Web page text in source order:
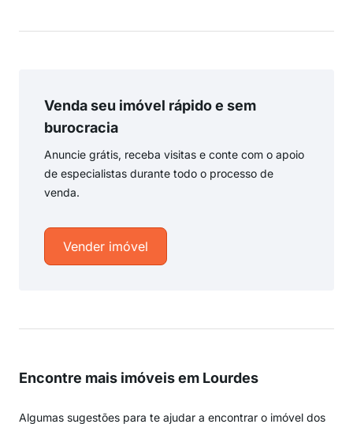
Venda seu imóvel rápido e sem
burocracia
Anuncie grátis, receba visitas e conte com o apoio
de especialistas durante todo o processo de
venda.
Vender imóvel
Encontre mais imóveis em Lourdes
Algumas sugestões para te ajudar a encontrar o imóvel dos